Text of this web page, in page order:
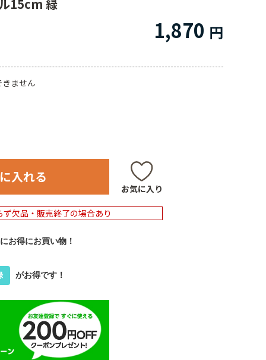
15cm 緑
1,870
ません
入れる
お気に入り
欠品・販売終了の場合あり
お得にお買い物！
がお得です！